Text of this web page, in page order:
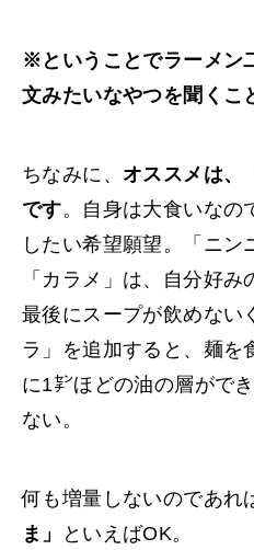
※ということでラーメン
文みたいなやつを聞くこ
ちなみに、 オススメは、
です。自身は大食いなの
したい希望願望。「ニン
「カラメ」は、自分好み
最後にスープが飲めない
ラ」を追加すると、麺を
に1㌢ほどの油の層がで
ない。
何も増量しないのであれ
ま」
といえばOK。